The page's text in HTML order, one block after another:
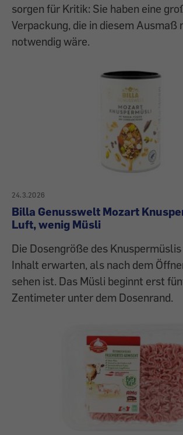
sorgen für Kritik: Sie haben eine
Verpackung, die in diesem Ausmaß
notwendig wäre.
24.3.2026
Billa Genusswelt Mozart
Luft, wenig Müsli
Die Dosengröße des
Inhalt erwarten, als nach dem
sehen ist. Das Müsli beginnt erst
Zentimeter unter dem Dosenrand.